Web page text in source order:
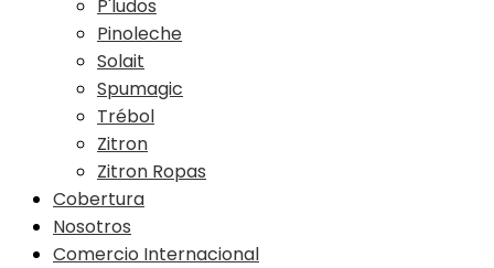
P'ludos
Pinoleche
Solait
Spumagic
Trébol
Zitron
Zitron Ropas
Cobertura
Nosotros
Comercio Internacional